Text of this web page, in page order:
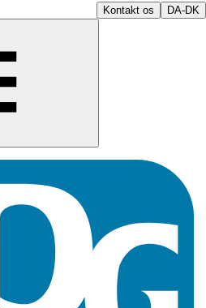
Kontakt os DA-DK